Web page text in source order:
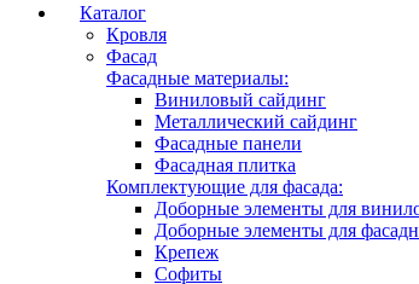
Каталог
Кровля
Фасад
Фасадные материалы:
Виниловый сайдинг
Металлический сайдинг
Фасадные панели
Фасадная плитка
Комплектующие для фасада:
Доборные элементы для
Доборные элементы для
Крепеж
Софиты